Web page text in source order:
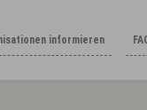
informieren